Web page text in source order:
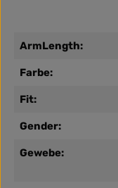
ArmLength:
Farbe:
Fit:
Gender:
Gewebe: